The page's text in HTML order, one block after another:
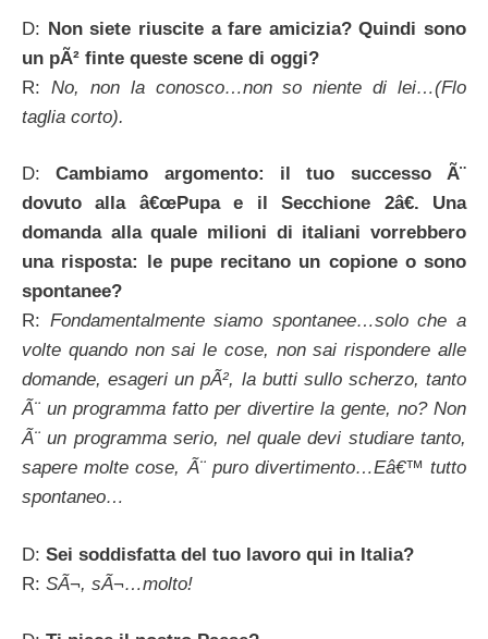
D: Non siete riuscite a fare amicizia? Quindi sono
un pÃ² finte queste scene di oggi?
R: No, non la conosco…non so niente di lei…(Flo
taglia corto).
D:Cambiamo argomento: il tuo successo Ã¨
dovuto alla â€œPupa e il Secchione 2â€. Una
domanda alla quale milioni di italiani vorrebbero
una risposta: le pupe recitano un copione o sono
spontanee?
R: Fondamentalmente siamo spontanee…solo che a
volte quando non sai le cose, non sai rispondere alle
domande, esageri un pÃ², la butti sullo scherzo, tanto
Ã¨ un programma fatto per divertire la gente, no? Non
Ã¨ un programma serio, nel quale devi studiare tanto,
sapere molte cose, Ã¨ puro divertimento…Eâ€™ tutto
spontaneo…
D: Sei soddisfatta del tuo lavoro qui in Italia?
R: SÃ¬, sÃ¬…molto!